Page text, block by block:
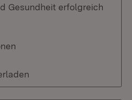
Gesundheit erfolgreich